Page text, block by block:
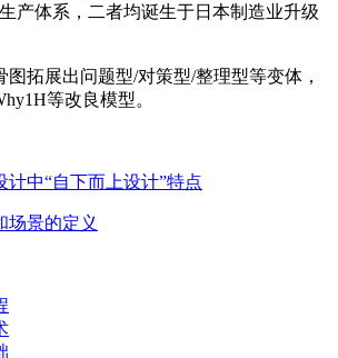
产体系，二者均诞生于日本制造业升级
图拓展出问题型/对策型/整理型等变体，
等改良模型。
计中“自下而上设计”特点
场景的定义